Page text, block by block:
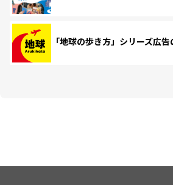
「地球の歩き方」シリーズ広